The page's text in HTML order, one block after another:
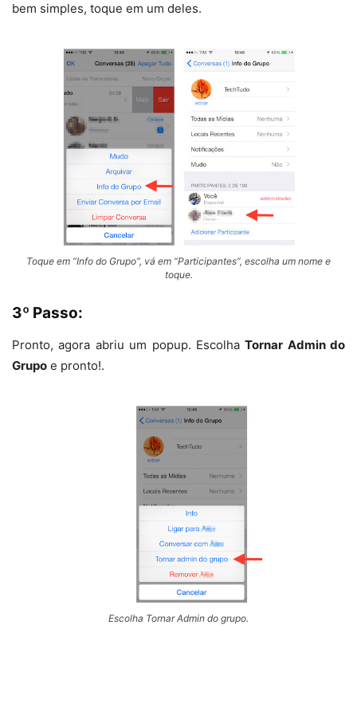
bem simples, toque em um deles.
Toque em “Info do Grupo”, vá em “Participantes”, escolha um nome e
toque.
3º Passo:
Pronto, agora abriu um popup. EscolhaTornar Admin do
Grupo e pronto!.
Escolha Tornar Admin do grupo.